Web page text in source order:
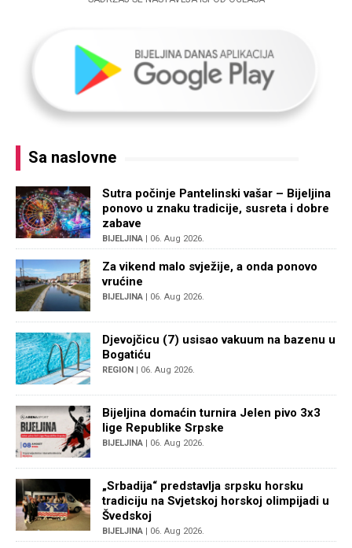
Sa naslovne
Sutra počinje Pantelinski vašar – Bijeljina
ponovo u znaku tradicije, susreta i dobre
zabave
BIJELJINA | 06. Aug 2026.
Za vikend malo svježije, a onda ponovo
vrućine
BIJELJINA | 06. Aug 2026.
Djevojčicu (7) usisao vakuum na bazenu u
Bogatiću
REGION | 06. Aug 2026.
Bijeljina domaćin turnira Jelen pivo 3x3
lige Republike Srpske
BIJELJINA | 06. Aug 2026.
„Srbadija“ predstavlja srpsku horsku
tradiciju na Svjetskoj horskoj olimpijadi u
Švedskoj
BIJELJINA | 06. Aug 2026.